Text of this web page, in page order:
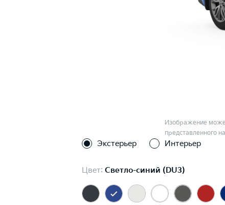
Изображение
представленного
Экстерьер Интерьер
Цвет: Светло-синий (DU3)